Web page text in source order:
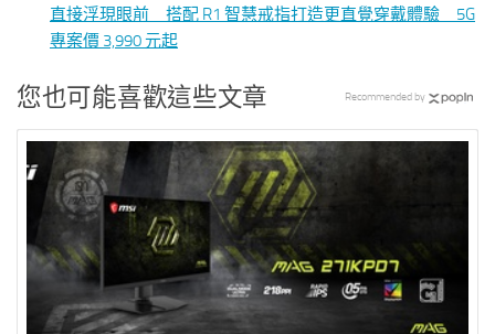
直接浮現眼前 搭配 R1 智慧戒指打造更直覺穿戴體驗 5G
專案價 3,990 元起
您也可能喜歡這些文章 Recommended by